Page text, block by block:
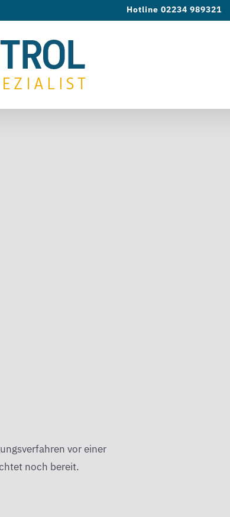
Hotline 02234 989321
vor einer
noch bereit.